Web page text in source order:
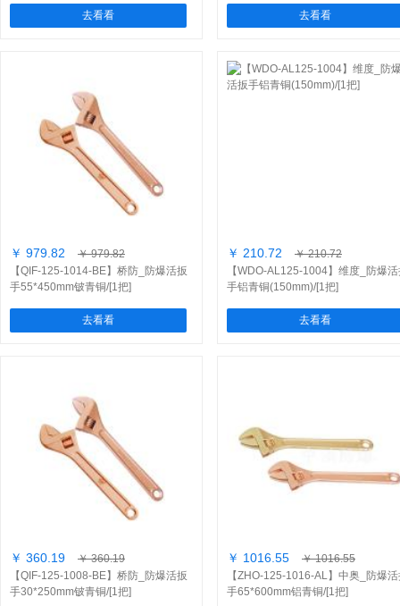
去看看 去看看
￥ 979.82
￥ 979.82
【QIF-125-1014-BE】桥防_防爆活扳
手55*450mm铍青铜/[1把]
去看看
￥ 210.72
￥ 210.72
【WDO-AL125-1004】维度_防爆
手铝青铜(150mm)/[1把]
去看看
￥ 360.19
￥ 360.19
【QIF-125-1008-BE】桥防_防爆活扳
手30*250mm铍青铜/[1把]
￥ 1016.55
￥ 1016.55
【ZHO-125-1016-AL】中奥_防爆
手65*600mm铝青铜/[1把]